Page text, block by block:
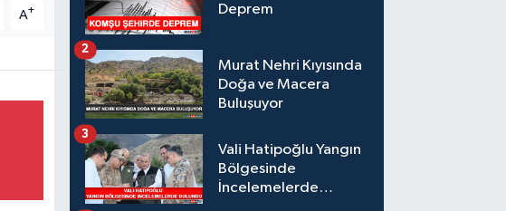
A+
Deprem
Murat Nehri Kıyısında
Doğa ve Macera
Buluşuyor
2
Vali Hatipoğlu Yangın
Bölgesinde
İncelemelerde
3